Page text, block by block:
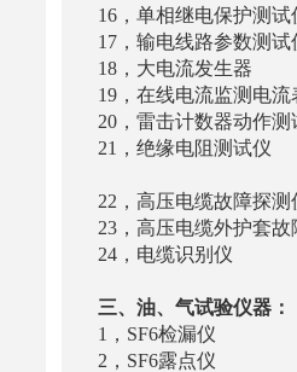
16，单相继电保
17，输电线路参
18，大电流发
19，在线电流
20，雷击计数
21，绝缘电阻
22，高压电缆
23，高压电
24，电缆
三、油、气试验仪器：
1，SF6检漏
2，SF6露点仪